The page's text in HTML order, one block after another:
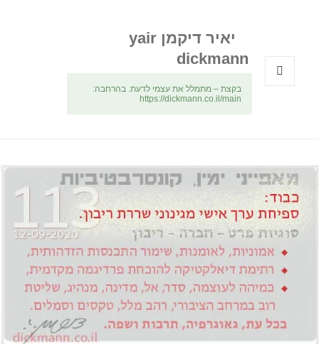
יאיר דיקמן yair
dickmann
בקצת – מתמלל את עצמי לדעת. בהרחבה:
https://dickmann.co.il/main